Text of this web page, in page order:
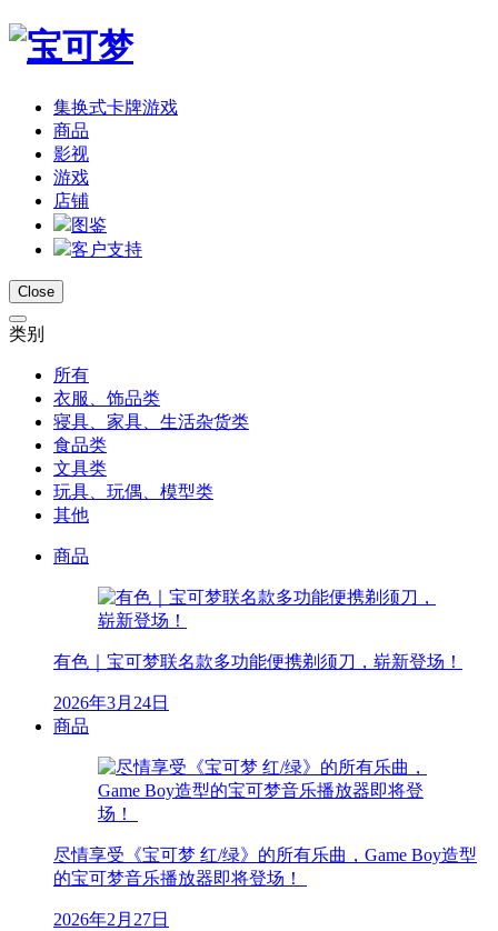
集换式卡牌游戏
商品
影视
游戏
店铺
图鉴
客户支持
Close
类别
所有
衣服、饰品类
寝具、家具、生活杂货类
食品类
文具类
玩具、玩偶、模型类
其他
商品
有色｜宝可梦联名款多功能便携剃须刀，崭新登场！
2026年3月24日
商品
尽情享受《宝可梦 红/绿》的所有乐曲，Game Boy造型
的宝可梦音乐播放器即将登场！
2026年2月27日